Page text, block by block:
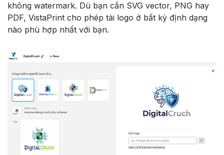
không watermark. Dù bạn cần SVG vector, PNG hay
PDF, VistaPrint cho phép tải logo ở bất kỳ định dạng
nào phù hợp nhất với bạn.